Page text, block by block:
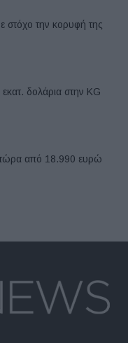
στόχο την κορυφή της
δολάρια στην KG
από 18.990 ευρώ